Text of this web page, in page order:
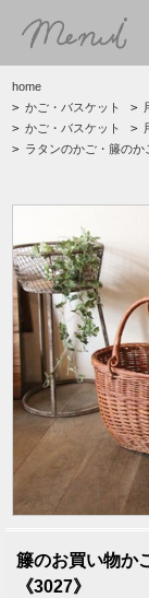
home
> かご・バスケット >
> かご・バスケット >
> ラタンのかご・籐のか
籐のお買い物か
《3027》